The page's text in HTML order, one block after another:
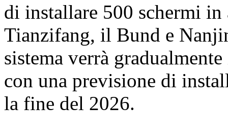
di installare 500 schermi
Tianzifang, il Bund e
sistema verrà
con una previsione di
la fine del 2026.